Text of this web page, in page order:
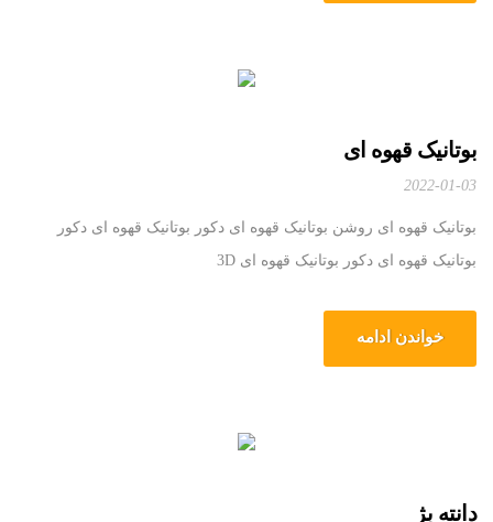
بوتانیک قهوه ای
2022-01-03
بوتانیک قهوه ای روشن بوتانیک قهوه ای دکور بوتانیک قهوه ای دکور
بوتانیک قهوه ای دکور بوتانیک قهوه ای 3D
خواندن ادامه
دانته بژ